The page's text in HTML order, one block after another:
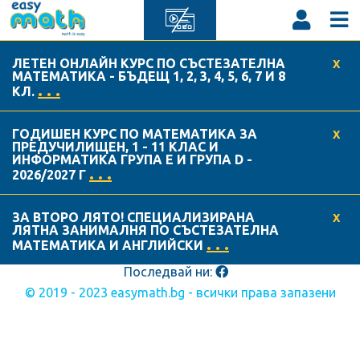
ЛЕТЕН ОНЛАЙН КУРС ПО СЪСТЕЗАТЕЛНА
МАТЕМАТИКА - БЪДЕЩ 1, 2, 3, 4, 5, 6, 7 И 8
КЛ. . . .
X
ГОДИШЕН КУРС ПО МАТЕМАТИКА ЗА
ПРЕДУЧИЛИЩЕН, 1 - 11 КЛАС И
ИНФОРМАТИКА ГРУПА Е И ГРУПА D -
2026/2027 Г . . .
X
ЗА ВТОРО ЛЯТО! СПЕЦИАЛИЗИРАНА
ЛЯТНА ЗАНИМАЛНЯ ПО СЪСТЕЗАТЕЛНА
МАТЕМАТИКА И АНГЛИЙСКИ . . .
X
404 Page not Found
За нас
Нашият екип
Лични данни
Често задавани въпроси
Контакти
Последвай ни:
© 2019 - 2023 easymath.bg - всички права запазени